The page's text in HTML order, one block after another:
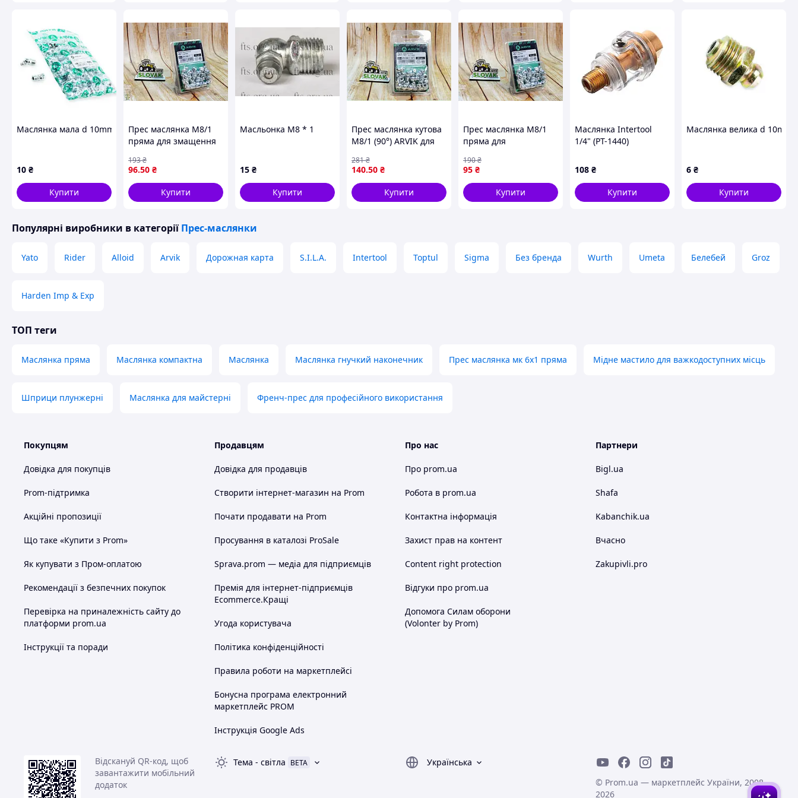
Маслянка мала d 10mm 45гр (100шт в уп.) Arvik
10 ₴
Купити
Прес маслянка М8/1
пряма для змащення
міцного металу
96.50 ₴
193₴
Купити
Масльонка М8 * 1
15 ₴
Купити
Прес маслянка кутова
М8/1 (90°) ARVIK для
обслуговування 16
штук
140.50 ₴
281₴
Купити
Прес маслянка М8/1
пряма для
механізмів 20 штук у
пакованні
95 ₴
190₴
Купити
Маслянка Intertool
1/4" (PT-1440)
108 ₴
Купити
Маслянка велика d 10mm
6 ₴
Купити
Популярні виробники в категорії Прес-маслянки
Yato Rider Alloid Arvik Дорожная карта S.I.L.A. Intertool Toptul Sigma Без бренда Wurth Umeta Белебей Groz
Harden Imp & Exp
ТОП теги
Маслянка пряма Маслянка компактна Маслянка Маслянка гнучкий наконечник Прес маслянка мк 6х1 пряма Мідне мастило для важкодоступних місць
Шприци плунжерні Маслянка для майстерні Френч-прес для професійного використання
Покупцям
Довідка для покупців
Prom-підтримка
Акційні пропозиції
Що таке «Купити з Prom»
Як купувати з Пром-оплатою
Рекомендації з безпечних покупок
Перевірка на приналежність сайту до
платформи prom.ua
Інструкції та поради
Продавцям
Довідка для продавців
Створити інтернет-магазин на Prom
Почати продавати на Prom
Просування в каталозі ProSale
Sprava.prom — медіа для підприємців
Премія для інтернет-підприємців
Ecommerce.Кращі
Угода користувача
Політика конфіденційності
Правила роботи на маркетплейсі
Бонусна програма електронний
маркетплейс PROM
Інструкція Google Ads
Про нас
Про prom.ua
Робота в prom.ua
Контактна інформація
Захист прав на контент
Content right protection
Відгуки про prom.ua
Допомога Силам оборони
(Volonter by Prom)
Партнери
Bigl.ua
Shafa
Kabanchik.ua
Вчасно
Zakupivli.pro
Відскануй QR-код, щоб
завантажити мобільний
додаток
Тема - світла BETA
Українська
© Prom.ua — маркетплейс України, 2008-
2026